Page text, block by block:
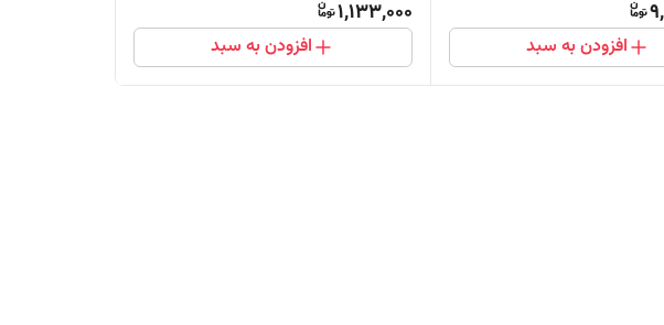
افزودن به سبد
1,133,000
افزودن به سبد